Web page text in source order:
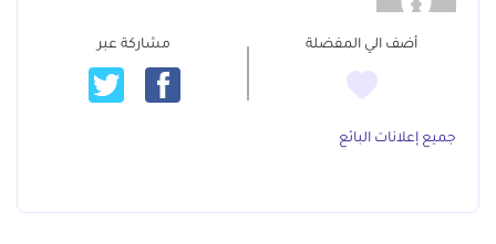
أضف الي المفضلة مشاركة عبر
جميع إعلانات البائع